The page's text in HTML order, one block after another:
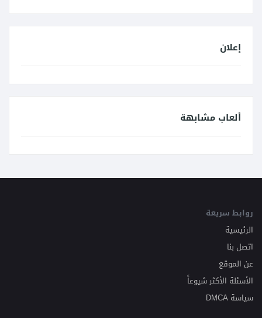
إعلان
ألعاب مشابهة
روابط سريعة
الرئيسية
اتصل بنا
عن الموقع
الأسئلة الأكثر شيوعاً
سياسة DMCA